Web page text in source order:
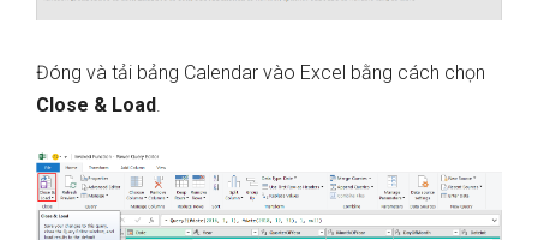
Đóng và tải bảng Calendar vào Excel bằng cách chọn
Close & Load.